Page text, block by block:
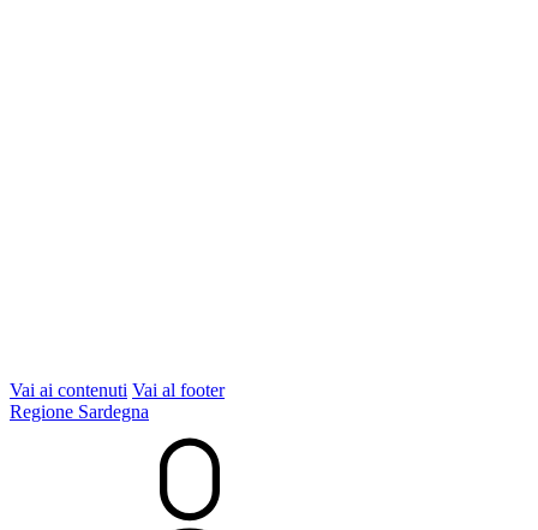
Vai ai contenuti Vai al footer
Regione Sardegna